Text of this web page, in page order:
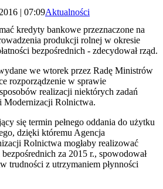
| 07:09Aktualności
kredyty bankowe przeznaczone na
produkcji rolnej w okresie
bezpośrednich - zdecydował rząd.
we wtorek przez Radę Ministrów
rozporządzenie w sprawie
realizacji niektórych zadań
Modernizacji Rolnictwa.
się termin pełnego oddania do użytku
dzięki któremu Agencja
Rolnictwa mogłaby realizować
bezpośrednich za 2015 r., spowodował
trudności z utrzymaniem płynności